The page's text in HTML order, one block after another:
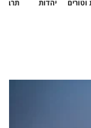
יהדות